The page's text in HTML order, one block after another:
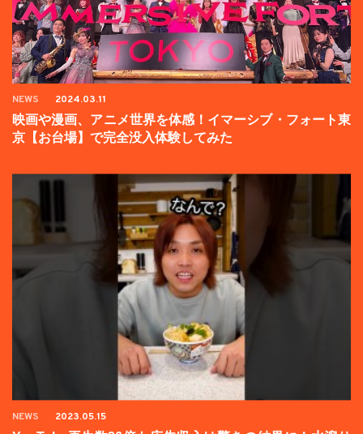
NEWS 2024.03.11
映画や漫画、アニメ世界を体感！イマーシブ・フォート東
京【お台場】で完全没入体験してみた
NEWS 2023.05.15